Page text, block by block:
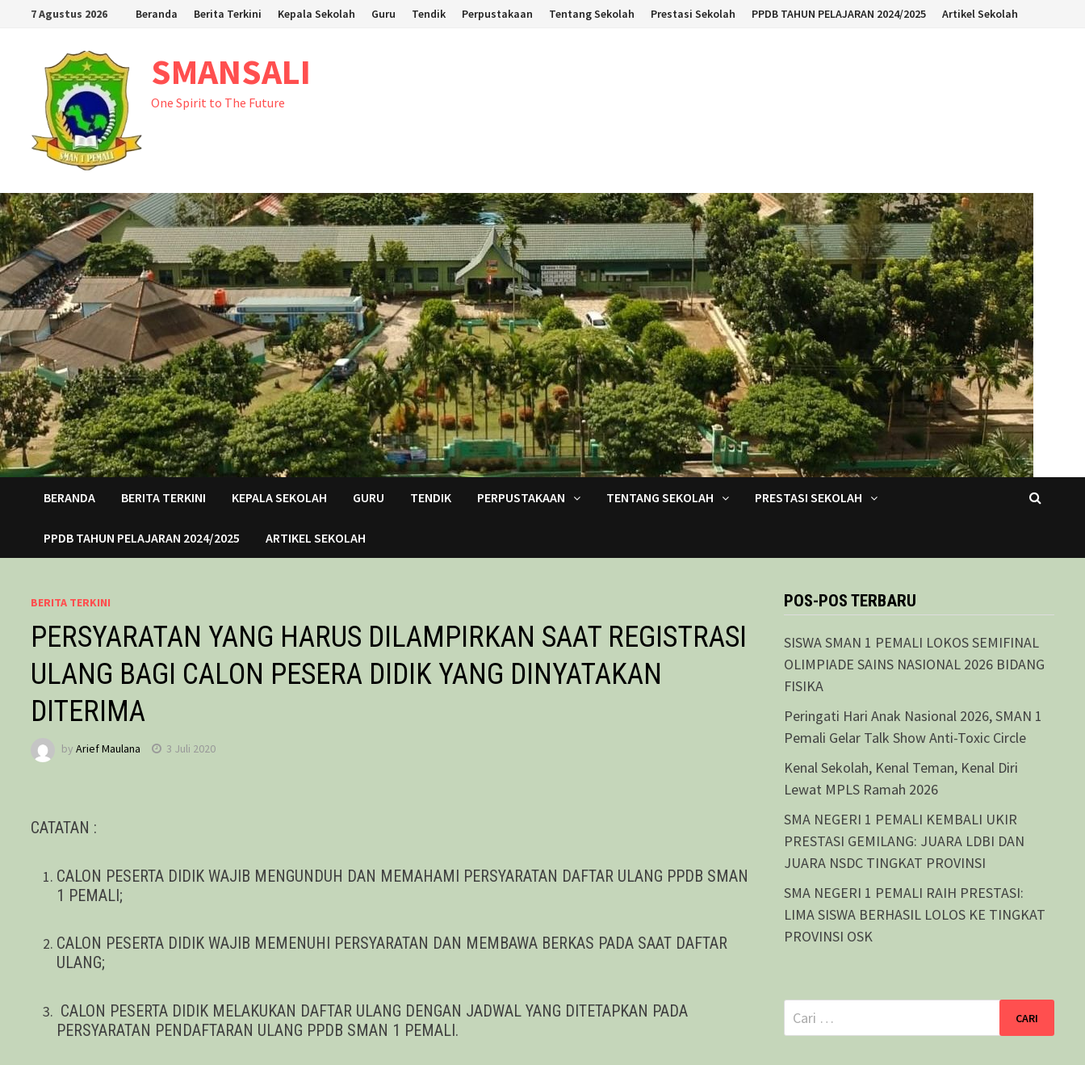
7 Agustus 2026 Beranda Berita Terkini Kepala Sekolah Guru Tendik Perpustakaan Tentang Sekolah Prestasi Sekolah PPDB TAHUN PELAJARAN 2024/2025 Artikel Sekolah
SMANSALI
One Spirit to The Future
BERANDA BERITA TERKINI KEPALA SEKOLAH GURU TENDIK PERPUSTAKAAN TENTANG SEKOLAH PRESTASI SEKOLAH
PPDB TAHUN PELAJARAN 2024/2025 ARTIKEL SEKOLAH
BERITA TERKINI
PERSYARATAN YANG HARUS DILAMPIRKAN SAAT REGISTRASI
ULANG BAGI CALON PESERA DIDIK YANG DINYATAKAN
DITERIMA
byArief Maulana 3 Juli 2020
CATATAN :
CALON PESERTA DIDIK WAJIB MENGUNDUH DAN MEMAHAMI PERSYARATAN DAFTAR ULANG PPDB SMAN
1 PEMALI;
CALON PESERTA DIDIK WAJIB MEMENUHI PERSYARATAN DAN MEMBAWA BERKAS PADA SAAT DAFTAR
ULANG;
CALON PESERTA DIDIK MELAKUKAN DAFTAR ULANG DENGAN JADWAL YANG DITETAPKAN PADA
PERSYARATAN PENDAFTARAN ULANG PPDB SMAN 1 PEMALI.
POS-POS TERBARU
SISWA SMAN 1 PEMALI LOKOS SEMIFINAL
OLIMPIADE SAINS NASIONAL 2026 BIDANG
FISIKA
Peringati Hari Anak Nasional 2026, SMAN 1
Pemali Gelar Talk Show Anti-Toxic Circle
Kenal Sekolah, Kenal Teman, Kenal Diri
Lewat MPLS Ramah 2026
SMA NEGERI 1 PEMALI KEMBALI UKIR
PRESTASI GEMILANG: JUARA LDBI DAN
JUARA NSDC TINGKAT PROVINSI
SMA NEGERI 1 PEMALI RAIH PRESTASI:
LIMA SISWA BERHASIL LOLOS KE TINGKAT
PROVINSI OSK
Cari
untuk: